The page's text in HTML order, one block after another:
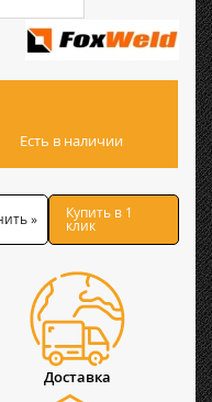
Есть в наличии
» Купить в 1
клик
Доставка